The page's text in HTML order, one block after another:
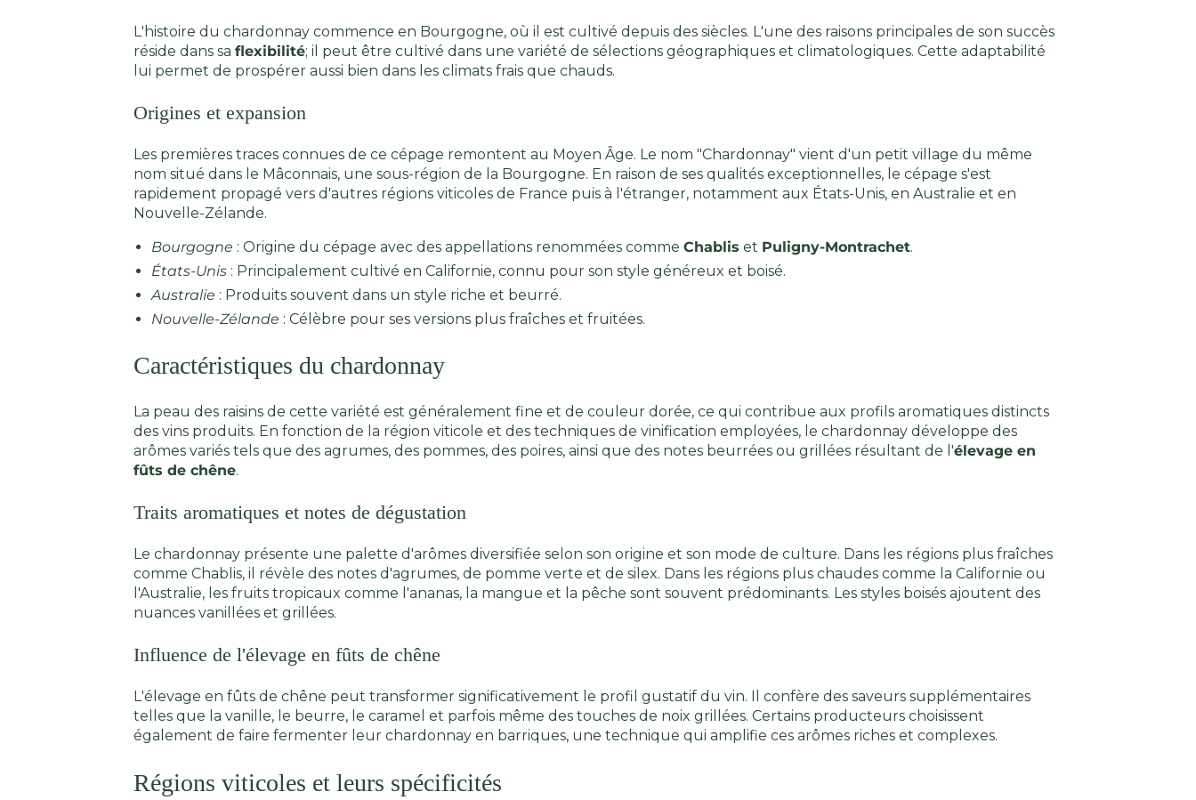
L'histoire du chardonnay commence en Bourgogne, où il est cultivé depuis des siècles. L'une des raisons principales de son succès
réside dans sa flexibilité; il peut être cultivé dans une variété de sélections géographiques et climatologiques. Cette adaptabilité
lui permet de prospérer aussi bien dans les climats frais que chauds.
Origines et expansion
Les premières traces connues de ce cépage remontent au Moyen Âge. Le nom "Chardonnay" vient d'un petit village du même
nom situé dans le Mâconnais, une sous-région de la Bourgogne. En raison de ses qualités exceptionnelles, le cépage s'est
rapidement propagé vers d'autres régions viticoles de France puis à l'étranger, notamment aux États-Unis, en Australie et en
Nouvelle-Zélande.
Bourgogne : Origine du cépage avec des appellations renommées comme Chablis et Puligny-Montrachet.
États-Unis : Principalement cultivé en Californie, connu pour son style généreux et boisé.
Australie : Produits souvent dans un style riche et beurré.
Nouvelle-Zélande : Célèbre pour ses versions plus fraîches et fruitées.
Caractéristiques du chardonnay
La peau des raisins de cette variété est généralement fine et de couleur dorée, ce qui contribue aux profils aromatiques distincts
des vins produits. En fonction de la région viticole et des techniques de vinification employées, le chardonnay développe des
arômes variés tels que des agrumes, des pommes, des poires, ainsi que des notes beurrées ou grillées résultant de l'élevage en
fûts de chêne.
Traits aromatiques et notes de dégustation
Le chardonnay présente une palette d'arômes diversifiée selon son origine et son mode de culture. Dans les régions plus fraîches
comme Chablis, il révèle des notes d'agrumes, de pomme verte et de silex. Dans les régions plus chaudes comme la Californie ou
l'Australie, les fruits tropicaux comme l'ananas, la mangue et la pêche sont souvent prédominants. Les styles boisés ajoutent des
nuances vanillées et grillées.
Influence de l'élevage en fûts de chêne
L'élevage en fûts de chêne peut transformer significativement le profil gustatif du vin. Il confère des saveurs supplémentaires
telles que la vanille, le beurre, le caramel et parfois même des touches de noix grillées. Certains producteurs choisissent
également de faire fermenter leur chardonnay en barriques, une technique qui amplifie ces arômes riches et complexes.
Régions viticoles et leurs spécificités